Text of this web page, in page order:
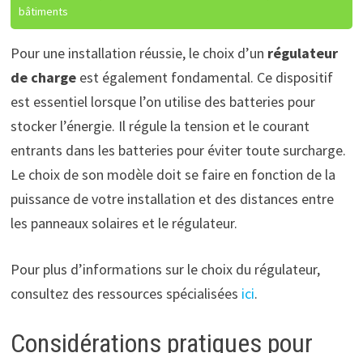
bâtiments
Pour une installation réussie, le choix d’un régulateur
de chargeest également fondamental. Ce dispositif
est essentiel lorsque l’on utilise des batteries pour
stocker l’énergie. Il régule la tension et le courant
entrants dans les batteries pour éviter toute surcharge.
Le choix de son modèle doit se faire en fonction de la
puissance de votre installation et des distances entre
les panneaux solaires et le régulateur.
Pour plus d’informations sur le choix du régulateur,
consultez des ressources spécialisées ici.
Considérations pratiques pour